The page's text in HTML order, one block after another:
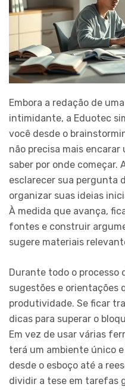
Embora a redação de
intimidante, a Eduotec
você desde o
não precisa mais encarar
saber por onde começar.
esclarecer sua pergunta
organizar suas ideias
À medida que avança,
fontes e construir
sugere materiais
Durante todo o processo
sugestões e orientações
produtividade. Se ficar
dicas para superar o
Em vez de usar várias
terá um ambiente único
desde o esboço até a
dividir a tese em tarefas